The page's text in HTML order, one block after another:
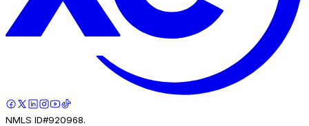
NMLS ID#920968.